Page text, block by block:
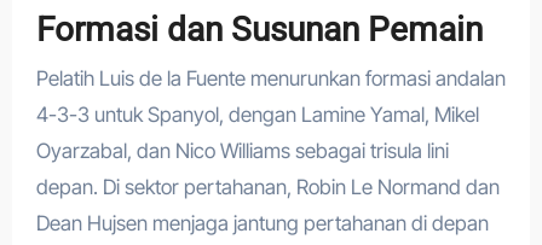
Formasi dan Susunan Pemain
Pelatih Luis de la Fuente menurunkan formasi andalan
4-3-3 untuk Spanyol, dengan Lamine Yamal, Mikel
Oyarzabal, dan Nico Williams sebagai trisula lini
depan. Di sektor pertahanan, Robin Le Normand dan
Dean Hujsen menjaga jantung pertahanan di depan